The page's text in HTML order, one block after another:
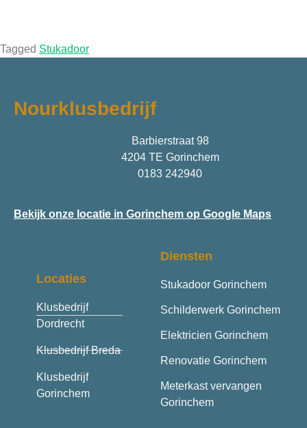
Tagged Stukadoor
Nourklusbedrijf
Barbierstraat 98
4204 TE Gorinchem
0183 242940
Bekijk onze locatie in Gorinchem op Google Maps
Locaties
Klusbedrijf
Dordrecht
Klusbedrijf Breda
Klusbedrijf
Gorinchem
Diensten
Stukadoor Gorinchem
Schilderwerk Gorinchem
Elektricien Gorinchem
Renovatie Gorinchem
Meterkast vervangen
Gorinchem